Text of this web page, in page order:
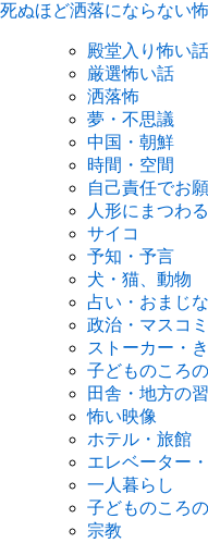
死ぬほど洒落にならない
殿堂入り怖い話
厳選怖い話
洒落怖
夢・不思議
中国・朝鮮
時間・空間
自己責任でお
人形にまつわ
サイコ
予知・予言
犬・猫、動物
占い・おまじ
政治・マスコ
ストーカー・
子どものころ
田舎・地方の
怖い映像
ホテル・旅館
エレベーター
一人暮らし
子どものころ
宗教